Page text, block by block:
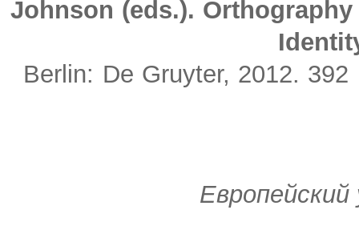
Johnson (eds.).
Berlin: De Gruyter, 2012. 392